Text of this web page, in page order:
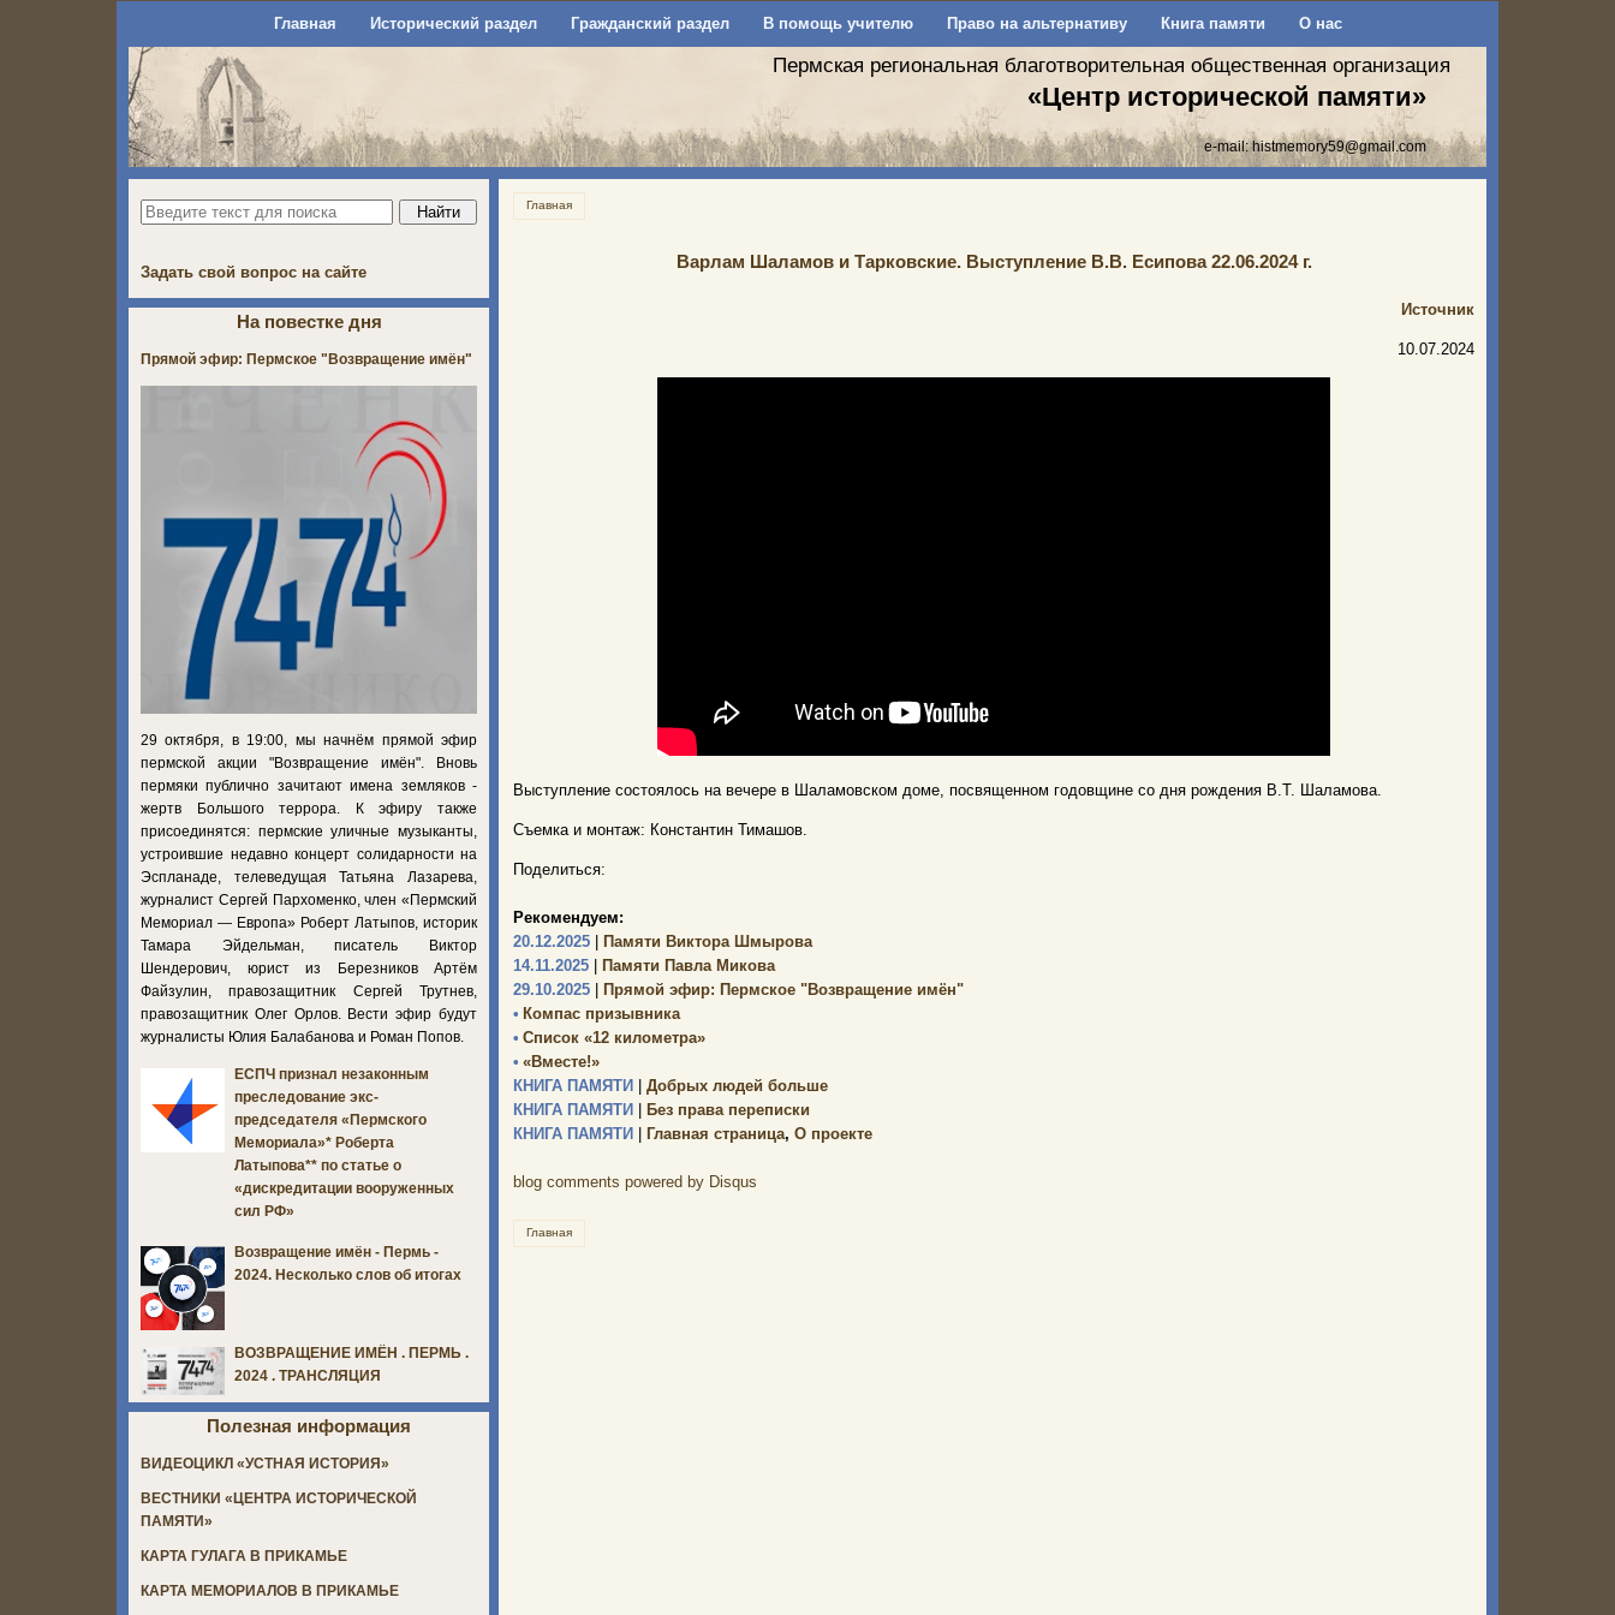
Главная Исторический раздел Гражданский раздел В помощь учителю Право на альтернативу Книга памяти О нас
Пермская региональная благотворительная общественная организация
«Центр исторической памяти»
e-mail:histmemory59@gmail.com
Главная
Варлам Шаламов и Тарковские. Выступление В.В. Есипова 22.06.2024 г.
Источник
10.07.2024
Выступление состоялось на вечере в Шаламовском доме, посвященном годовщине со дня рождения В.Т. Шаламова.
Съемка и монтаж: Константин Тимашов.
Поделиться:
Рекомендуем:
20.12.2025
Памяти Виктора Шмырова
14.11.2025
Памяти Павла Микова
29.10.2025
Прямой эфир: Пермское "Возвращение имён"
• Компас призывника
• Список «12 километра»
• «Вместе!»
КНИГА ПАМЯТИ
Добрых людей больше
КНИГА ПАМЯТИ
Без права переписки
КНИГА ПАМЯТИ
Главная страница, О проекте
blog comments powered by Disqus
Главная
Задать свой вопрос на сайте
На повестке дня
Прямой эфир: Пермское "Возвращение имён"
29 октября, в 19:00, мы начнём прямой эфир
пермской акции "Возвращение имён". Вновь
пермяки публично зачитают имена земляков -
жертв Большого террора. К эфиру также
присоединятся: пермские уличные музыканты,
устроившие недавно концерт солидарности на
Эспланаде, телеведущая Татьяна Лазарева,
журналист Сергей Пархоменко, член «Пермский
Мемориал — Европа» Роберт Латыпов, историк
Тамара Эйдельман, писатель Виктор
Шендерович, юрист из Березников Артём
Файзулин, правозащитник Сергей Трутнев,
правозащитник Олег Орлов. Вести эфир будут
журналисты Юлия Балабанова и Роман Попов.
ЕСПЧ признал незаконным
преследование экс-
председателя «Пермского
Мемориала»* Роберта
Латыпова** по статье о
«дискредитации вооруженных
сил РФ»
Возвращение имён - Пермь -
2024. Несколько слов об итогах
ВОЗВРАЩЕНИЕ ИМЁН . ПЕРМЬ .
2024 . ТРАНСЛЯЦИЯ
Полезная информация
ВИДЕОЦИКЛ «УСТНАЯ ИСТОРИЯ»
ВЕСТНИКИ «ЦЕНТРА ИСТОРИЧЕСКОЙ
ПАМЯТИ»
КАРТА ГУЛАГА В ПРИКАМЬЕ
КАРТА МЕМОРИАЛОВ В ПРИКАМЬЕ